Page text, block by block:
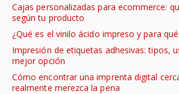
Cajas personalizadas para ecommerce:
según tu producto
¿Qué es el vinilo ácido impreso y para
Impresión de etiquetas adhesivas: tipos,
mejor opción
Cómo encontrar una imprenta digital
realmente merezca la pena